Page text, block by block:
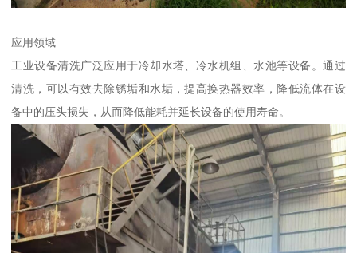
应用领域
工业设备清洗广泛应用于冷却水塔、冷水机组、水池等设备。通过
清洗，可以有效去除锈垢和水垢，提高换热器效率，降低流体在设
备中的压头损失，从而降低能耗并延长设备的使用寿命。